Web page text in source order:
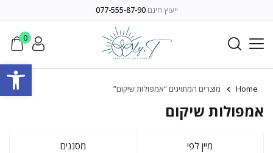
ייעוץ חינם 077-555-87-90
0
Home מוצרים המתויגים “אמפולות שיקום”
אמפולות שיקום
מיין לפי מסננים
פתח